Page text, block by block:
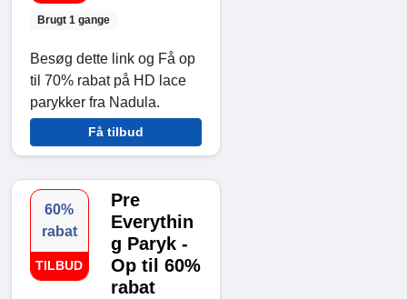
Brugt 1 gange
Besøg dette link og Få op
til 70% rabat på HD lace
parykker fra Nadula.
Få tilbud
60%
rabat
TILBUD
Pre
Everythin
g Paryk -
Op til 60%
rabat